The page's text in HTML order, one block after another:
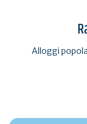
Alloggi